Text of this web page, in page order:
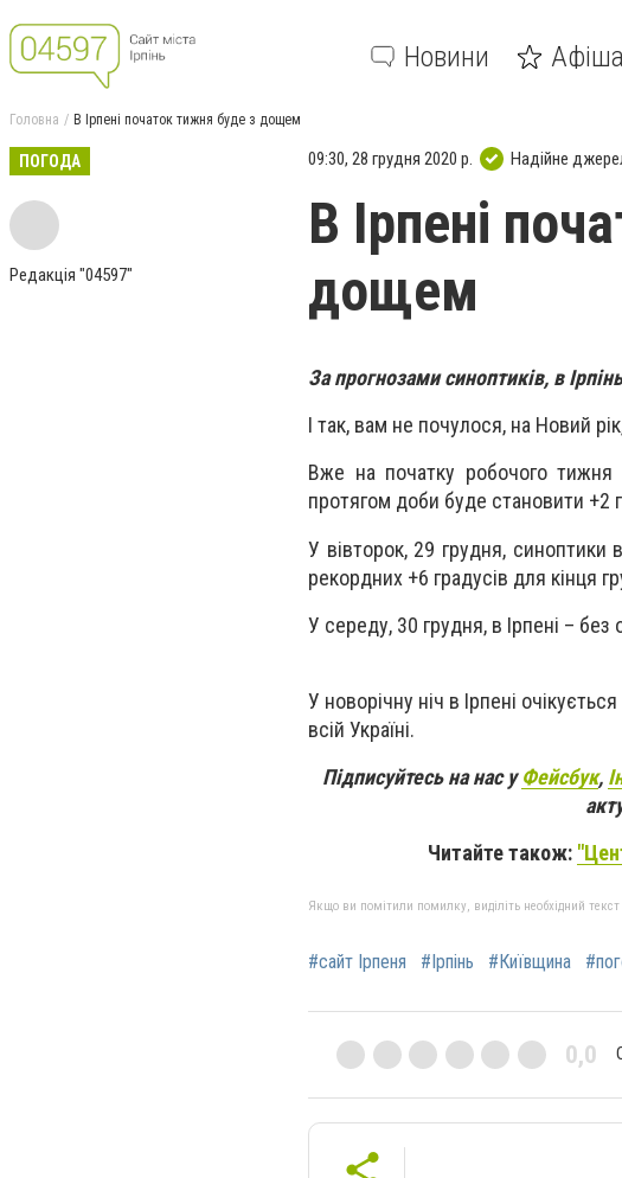
Новини Афіша
Головна В Ірпені початок тижня буде з дощем
ПОГОДА
Редакція "04597"
09:30, 28 грудня 2020 р. Надійне
В Ірпені
дощем
За прогнозами синоптиків, в
І так, вам не почулося, на Новий
Вже на початку робочого тижня
протягом доби буде становити +2
У вівторок, 29 грудня,
рекордних +6 градусів для кінця
У середу, 30 грудня, в Ірпені – без
У новорічну ніч в Ірпені
всій Україні.
Підписуйтесь на нас уФейсбук,
Читайте також:
Якщо ви помітили помилку, виділіть необхідний
#сайт Ірпеня #Ірпінь #Київщина
0,0